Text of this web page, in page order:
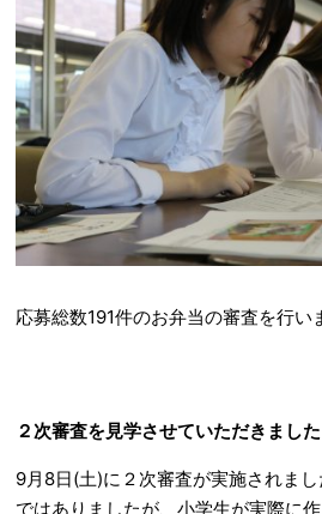
応募総数191件のお弁当の審査を行い
２次審査を見学させていただきました
9月8日(土)に２次審査が実施されま
ではありましたが、小学生が実際に